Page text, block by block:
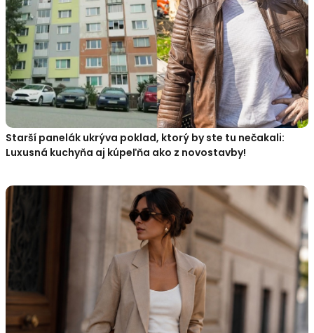
Starší panelák ukrýva poklad, ktorý by ste tu nečakali:
Luxusná kuchyňa aj kúpeľňa ako z novostavby!